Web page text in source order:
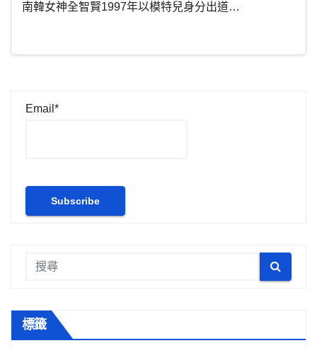
南韓女神全智賢1997年以模特兒身分出道…
Email*
標籤